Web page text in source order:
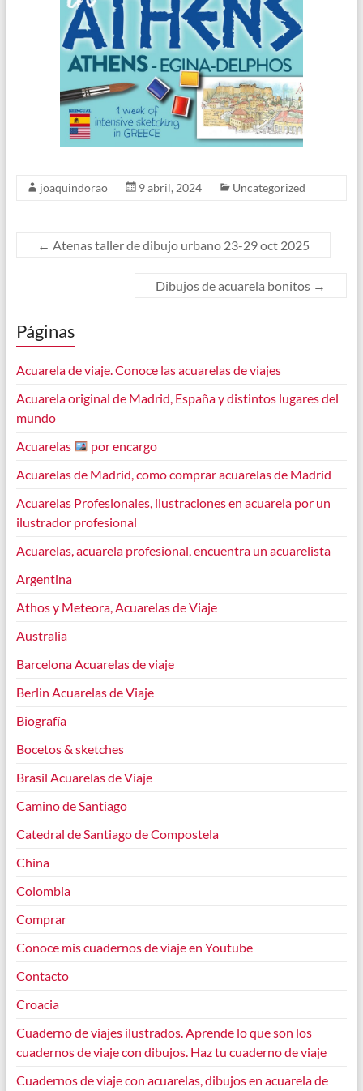
joaquindorao 9 abril, 2024 Uncategorized
← Atenas taller de dibujo urbano 23-29 oct 2025
Dibujos de acuarela bonitos →
Páginas
Acuarela de viaje. Conoce las acuarelas de viajes
Acuarela original de Madrid, España y distintos lugares del
mundo
Acuarelas
por encargo
Acuarelas de Madrid, como comprar acuarelas de Madrid
Acuarelas Profesionales, ilustraciones en acuarela por un
ilustrador profesional
Acuarelas, acuarela profesional, encuentra un acuarelista
Argentina
Athos y Meteora, Acuarelas de Viaje
Australia
Barcelona Acuarelas de viaje
Berlin Acuarelas de Viaje
Biografía
Bocetos & sketches
Brasil Acuarelas de Viaje
Camino de Santiago
Catedral de Santiago de Compostela
China
Colombia
Comprar
Conoce mis cuadernos de viaje en Youtube
Contacto
Croacia
Cuaderno de viajes ilustrados. Aprende lo que son los
cuadernos de viaje con dibujos. Haz tu cuaderno de viaje
Cuadernos de viaje con acuarelas, dibujos en acuarela de